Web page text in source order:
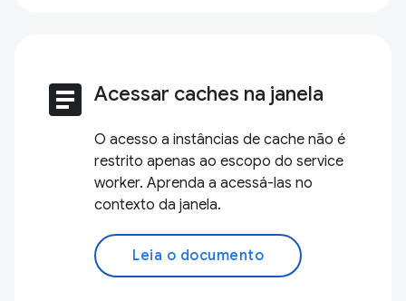
article Acessar caches na janela
O acesso a instâncias de cache não é
restrito apenas ao escopo do service
worker. Aprenda a acessá-las no
contexto da janela.
Leia o documento